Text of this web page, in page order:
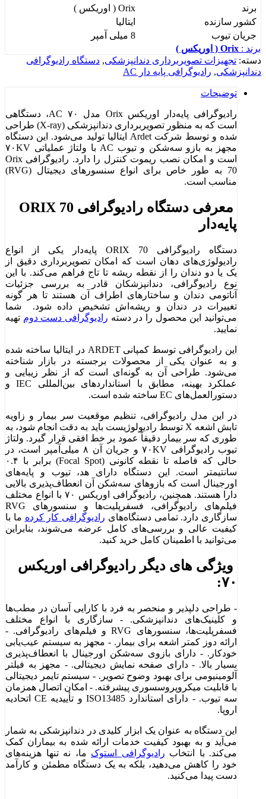
برند
Orix ( اوریکس )
کشور سازنده
ایتالیا
جریان تیوب
8 میلی آمپر
برند : Orix ( اوریکس )
دسته: تجهیزات تصویربرداری دندانپزشکی, دستگاه رادیوگرافی
دندانپزشکی, رادیوگرافی پایه دار AC
توضیحات
رادیوگرافی پایه‌دار اوریکس Orix مدل ۷۰ AC، دستگاهی
است که به منظور تصویربرداری دندانپزشکی (X-ray) طراحی
شده و توسط شرکت Ardet ایتالیا تولید می‌شود. این دستگاه
مجهز به بازو سه‌شکن و تیوب AC با ولتاژ عملیاتی ۷۰KV
است و امکان نصب ریموت کنترل را دارد. رادیوگرافی Orix
70 به طور خاص برای انواع سنسورهای دیجیتال (RVG)
مناسب است.
معرفی دستگاه رادیوگرافی ORIX 70
پایه‌دار
دستگاه رادیوگرافی ORIX 70 پایه‌دار یکی از انواع
رادیولوژی‌های دهان است که امکان تصویربرداری دقیق از
یک یا دو دندان را از نقطه ریشه تا تاج فراهم می‌کند. با این
نوع رادیوگرافی، دندانپزشکان قادر به بررسی جزئیات
آناتومی دندان و ساختارهای اطراف آن هستند تا هر گونه
تغییرات در دندان و ریشه‌اش تشخیص داده شود. شما
می‌توانید این محصول را در دسته رادیوگرافی دست دوم تهیه
نمایید.
این رادیوگرافی توسط کمپانی ARDET در ایتالیا ساخته شده
و به عنوان یکی از محصولات برجسته در بازار شناخته
می‌شود. طراحی آن به گونه‌ای است که از نظر زیبایی و
عملکرد بهینه، مطابق با استانداردهای بین‌المللی IEC و
دستورالعمل‌های EC ساخته شده است.
در این مدل رادیوگرافی، تنظیم موقعیت سر بیمار و زاویه
تابش اشعه X توسط رادیولوژیست باید به دقت انجام شود، به
طوری که سر بیمار دقیقاً عمود بر خط افقی قرار گیرد. ولتاژ
تیوب رادیوگرافی ۷۰KV و جریان آن ۸ میلی‌آمپر است، در
حالی که فاصله تا نقطه کانونی (Focal Spot) برابر با ۰.۴
سانتیمتر است. این دستگاه دارای هد، تیوب و پایه‌های
اورجینال است که بازوهای سه‌شکن آن انعطاف‌پذیری بالایی
دارا هستند. همچنین، رادیوگرافی اوریکس ۷۰ با انواع مختلف
فیلم‌های رادیوگرافی، فسفرپلیت‌ها و سنسورهای RVG
سازگاری دارد. تمامی دستگاه‌های رادیوگرافی کار کرده ما با
کیفیت عالی و بررسی‌های کامل عرضه می‌شوند، بنابراین
می‌توانید با اطمینان کامل خرید کنید.
ویژگی‌ های دیگر رادیوگرافی اوریکس
۷۰:
- طراحی دلپذیر و منحصر به فرد با کارایی آسان در مطب‌ها
و کلینیک‌های دندانپزشکی. - سازگاری با انواع مختلف
فسفرپلیت‌ها، سنسورهای RVG و فیلم‌های رادیوگرافی. -
ارائه دوز کمتر اشعه برای بیمار. - مجهز به سیستم عیب‌یابی
خودکار. - دارای بازوی سه‌شکن اورجینال با انعطاف‌پذیری
بسیار بالا. - دارای صفحه نمایش دیجیتالی. - مجهز به فیلتر
آلومینیومی برای بهبود وضوح تصویر. - سیستم تایمر دیجیتالی
با قابلیت میکروپروسسوری پیشرفته. - امکان اتصال همزمان
سه تیوب. - دارای استاندارد ISO13485 و تأییدیه CE اتحادیه
اروپا.
این دستگاه به عنوان یک ابزار کلیدی در دندانپزشکی به شمار
می‌آید و به بهبود کیفیت خدمات ارائه شده به بیماران کمک
می‌کند. با انتخاب رادیوگرافی استوک ما، نه تنها هزینه‌های
خود را کاهش می‌دهید، بلکه به یک دستگاه مطمئن و کارآمد
دست پیدا می‌کنید.